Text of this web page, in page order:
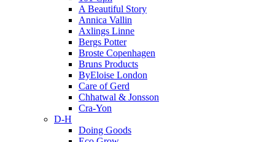
A Beautiful Story
Annica Vallin
Axlings Linne
Bergs Potter
Broste Copenhagen
Bruns Products
ByEloise London
Care of Gerd
Chhatwal & Jonsson
Cra-Yon
D-H
Doing Goods